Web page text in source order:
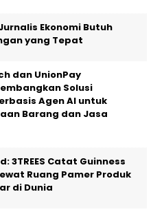
Ekonomi Butuh
yang Tepat
dan UnionPay
Solusi
Agen AI untuk
Barang dan Jasa
3TREES Catat Guinness
Ruang Pamer Produk
di Dunia